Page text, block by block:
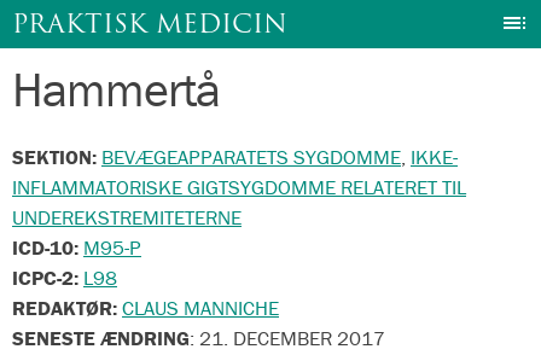
Gå
PRAKTISK MEDICIN
Hammertå
SEKTION: BEVÆGEAPPARATETS SYGDOMME, IKKE-
INFLAMMATORISKE GIGTSYGDOMME RELATERET TIL
UNDEREKSTREMITETERNE
ICD-10: M95-P
ICPC-2: L98
REDAKTØR:CLAUS MANNICHE
SENESTE ÆNDRING: 21. DECEMBER 2017